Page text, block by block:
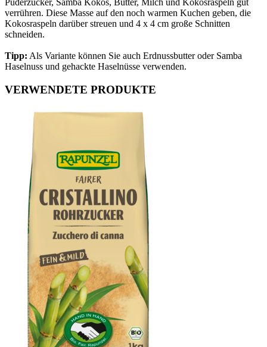
Puderzucker, Samba Kokos, Butter, Milch und Kokosraspeln gut
verrühren. Diese Masse auf den noch warmen Kuchen geben, die
Kokosraspeln darüber streuen und 4 x 4 cm große Schnitten
schneiden.
Tipp: Als Variante können Sie auch Erdnussbutter oder Samba
Haselnuss und gehackte Haselnüsse verwenden.
VERWENDETE PRODUKTE